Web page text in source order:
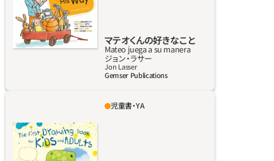
ちゃをたくさん買い与えるが、当のマテオはそ
んな家族の期待に押しつぶされそう。しかし、
唯一の理解者であるおばあちゃんの助けもあ
り、マテオは大人がもつ子供の可能性に対する
固定概念から逃れ、自由に遊ぶ。
詳しく見る
マテオくんの好きなこと
Mateo juega a su manera
ジョン‧ラサー
Jon Lasser
Gemser Publications
なにか描いてと頼まれて、描けなかったことは
何度ある？ さあ、描いてみよう！ スリース
テップでアーティストに変身だ。描けば描くほ
ど簡単になるよ。可能性は無限大だ。
児童書・YA